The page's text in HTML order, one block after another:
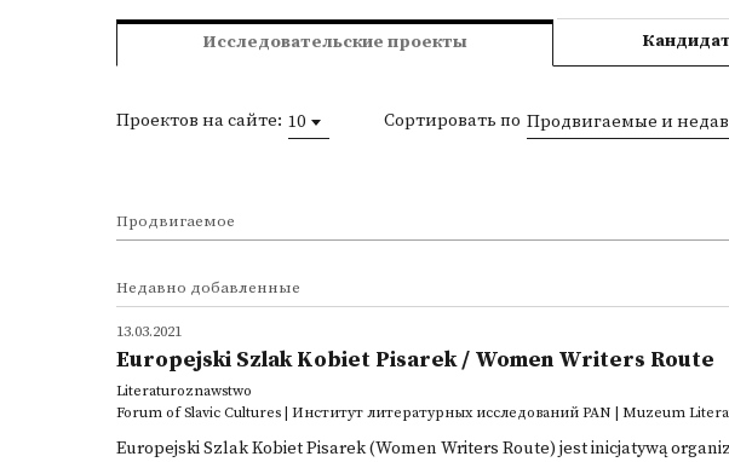
Исследовательские проекты
Проектов на сайте: 10 Сортировать по Продвигаемые и
Продвигаемое
Недавно добавленные
13.03.2021
Europejski Szlak Kobiet Pisarek / Women Writers Route
Literaturoznawstwo
Forum of Slavic Cultures | Институт литературных исследований PAN | Muzeum
Europejski Szlak Kobiet Pisarek (Women Writers Route) jest inicjatywą